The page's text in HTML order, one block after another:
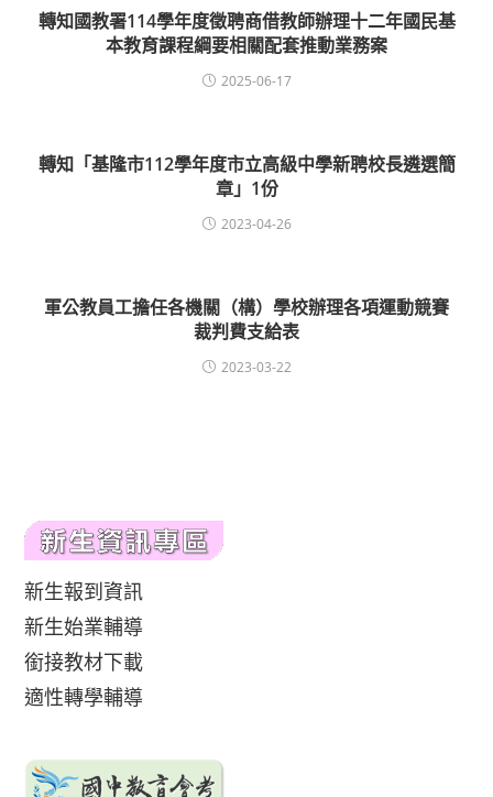
轉知國教署114學年度徵聘商借教師辦理十二年國民基
本教育課程綱要相關配套推動業務案
2025-06-17
轉知「基隆市112學年度市立高級中學新聘校長遴選簡
章」1份
2023-04-26
軍公教員工擔任各機關（構）學校辦理各項運動競賽
裁判費支給表
2023-03-22
新生報到資訊
新生始業輔導
銜接教材下載
適性轉學輔導